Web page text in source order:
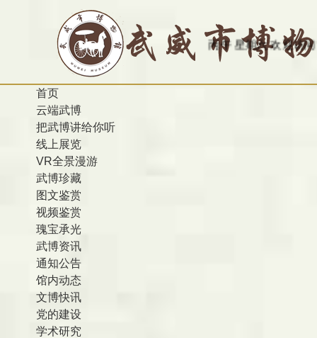
：2026-08-08 农历 丙午 星期六欢迎访问甘肃省武威市博物
首页
云端武博
把武博讲给你听
线上展览
VR全景漫游
武博珍藏
图文鉴赏
视频鉴赏
瑰宝承光
武博资讯
通知公告
馆内动态
文博快讯
党的建设
学术研究